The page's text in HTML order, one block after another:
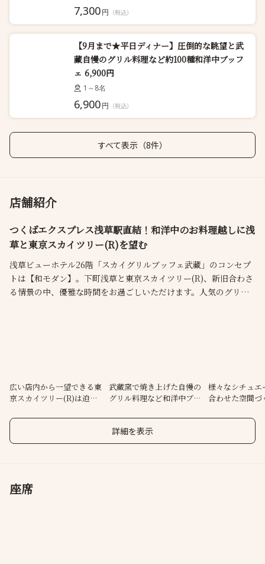
7,300円 （税込）
【9月まで★平日ディナー】圧倒的な眺望と武
藏自慢のグリル料理など約100種和洋中ブッフ
ェ 6,900円
1～8名
6,900円 （税込）
すべて表示（8件）
店舗紹介
つくばエクスプレス浅草駅直結！和洋中のお料理越しに浅
草と東京スカイツリー(R)を望む
浅草ビューホテル26階「スカイグリルブッフェ武藏」のコンセプ
トは【和モダン】。下町浅草と東京スカイツリー(R)、新旧合わさ
る情景の中、優雅な時間をお過ごしいただけます。人気のグリル
広い店内から一望できる東
京スカイツリー(R)は迫力
武藏窯で焼き上げた自慢の
グリル料理など和洋中ブッ
様々なシチュエ
合わせた空間づ
詳細を表示
座席